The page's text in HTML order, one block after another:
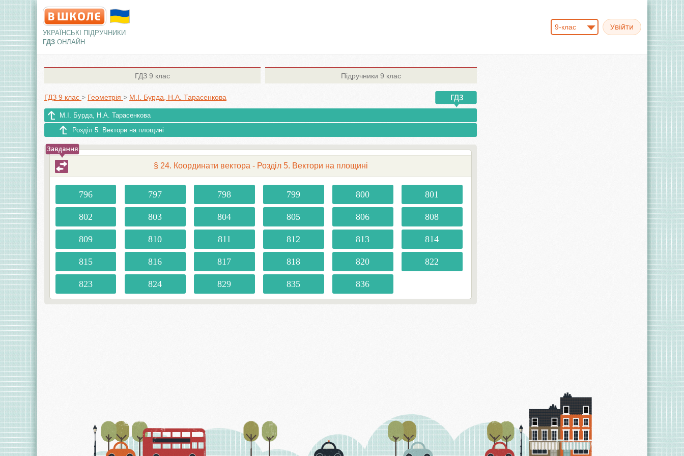
УКРАЇНСЬКІ ПІДРУЧНИКИ
ГДЗ ОНЛАЙН
9-клас
ГДЗ 9 клас Підручники 9 клас
ГДЗ 9 клас > Геометрія > М.І. Бурда, Н.А. Тарасенкова
М.І. Бурда, Н.А. Тарасенкова
Розділ 5. Вектори на площині
§ 24. Координати вектора - Розділ 5. Вектори на площині
796 797 798 799 800 801
802 803 804 805 806 808
809 810 811 812 813 814
815 816 817 818 820 822
823 824 829 835 836